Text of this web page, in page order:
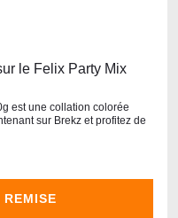
le Felix Party Mix
est une collation colorée
sur Brekz et profitez de
REMISE